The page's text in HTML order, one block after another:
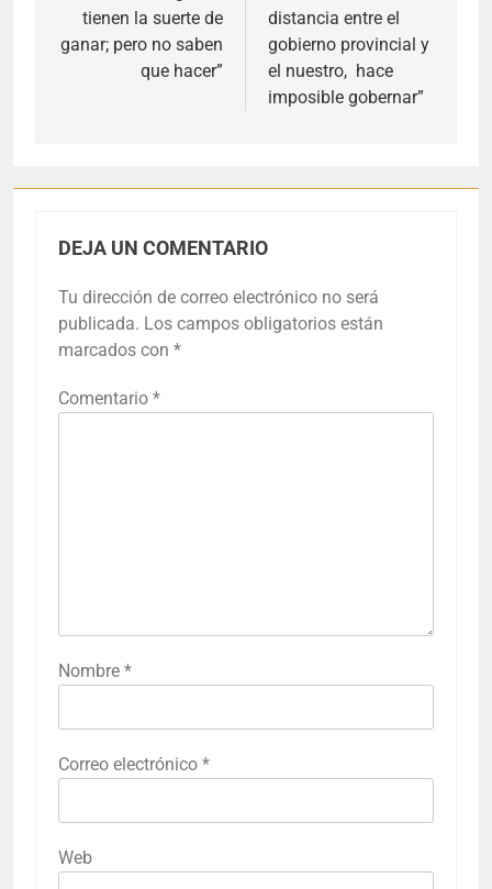
entradas
tienen la suerte de
ganar; pero no saben
que hacer”
distancia entre el
gobierno provincial y
el nuestro, hace
imposible gobernar”
DEJA UN COMENTARIO
Tu dirección de correo electrónico no será
publicada. Los campos obligatorios están
marcados con *
Comentario *
Nombre *
Correo electrónico *
Web